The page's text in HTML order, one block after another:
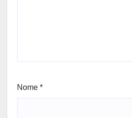
Nome *